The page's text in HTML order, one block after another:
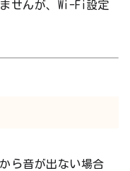
せんが、Wi-Fi設定
ら音が出ない場合